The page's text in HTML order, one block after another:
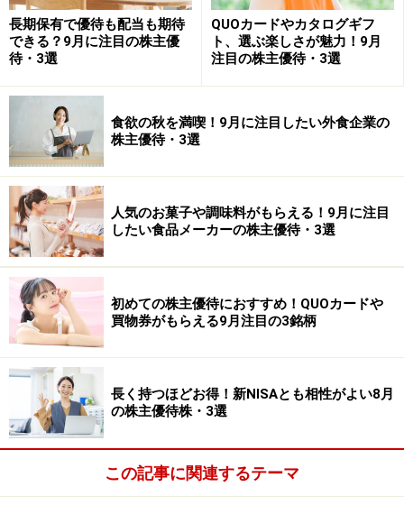
ラエティ番組『月曜から夜ふかし』に出演し、現金を使
わない「株主優待生活」が話題になった。現在はテレビ
経BPマーケティング）、『ダイヤモンドZAi（ザイ）』
（ダイヤモンド社）で連載中。
※紹介している内容は、2025年1月8日に収録した動画か
ら、一部抜粋して編集したものになります。掲載してい
る内容は、収録時点のものになります。最新の情報及び
詳細については、各社のHP等でご確認ください。また、
内容に関しては万全を期しておりますが、情報の正確性
および安全性、利用者にとっての有用性を保証するもの
ではございません。投資の判断は、ご自身の責任で行う
ようお願いします。
※記事内容は執筆時点のものです。最新の内容をご確認くださ
い。
本記事の内容は一般的な情報提供を目的としており、特定の金融
商品や投資行動を推奨するものではありません。
投資や資産運用に関する最終的なご判断はご自身の責任において
行ってください。
掲載情報の正確性・完全性については十分に配慮しております
長期保有で優待も配当も期待
できる？9月に注目の株主優
待・3選
QUOカードやカタログギフ
ト、選ぶ楽しさが魅力！9月
注目の株主優待・3選
食欲の秋を満喫！9月に注目したい外食企業の
株主優待・3選
人気のお菓子や調味料がもらえる！9月に注目
したい食品メーカーの株主優待・3選
初めての株主優待におすすめ！QUOカードや
買物券がもらえる9月注目の3銘柄
長く持つほどお得！新NISAとも相性がよい8月
の株主優待株・3選
この記事に関連するテーマ